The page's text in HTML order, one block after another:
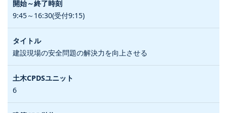
9:45～16:30(受付9:15)
建設現場の安全問題の解決力を向上させる
6